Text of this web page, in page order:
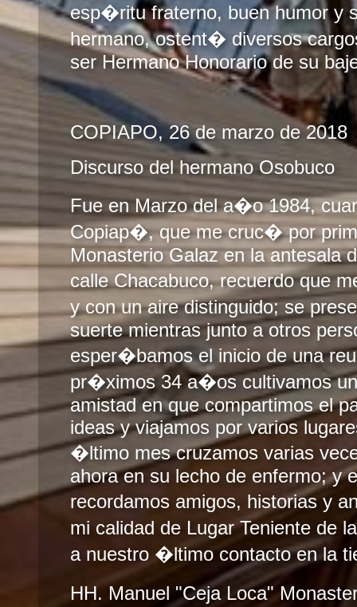
esp�ritu fraterno, buen humor y
hermano, ostent� diversos
ser Hermano Honorario de su
COPIAPO, 26 de marzo de 2018
Discurso del hermano Osobuco
Fue en Marzo del a�o 1984,
Copiap�, que me cruc� por
Monasterio Galaz en la antesala
calle Chacabuco, recuerdo que
y con un aire distinguido; se
suerte mientras junto a otros
esper�bamos el inicio de una
pr�ximos 34 a�os cultivamos
amistad en que compartimos el
ideas y viajamos por varios
�ltimo mes cruzamos varias
ahora en su lecho de enfermo; y
recordamos amigos, historias y
mi calidad de Lugar Teniente de
a nuestro �ltimo contacto en la
HH. Manuel "Ceja Loca"